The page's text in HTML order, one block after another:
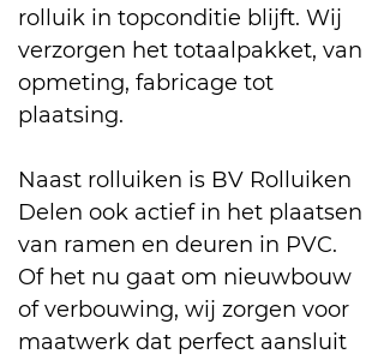
rolluik in topconditie blijft. Wij
verzorgen het totaalpakket, van
opmeting, fabricage tot
plaatsing.
Naast rolluiken is BV Rolluiken
Delen ook actief in het plaatsen
van ramen en deuren in PVC.
Of het nu gaat om nieuwbouw
of verbouwing, wij zorgen voor
maatwerk dat perfect aansluit